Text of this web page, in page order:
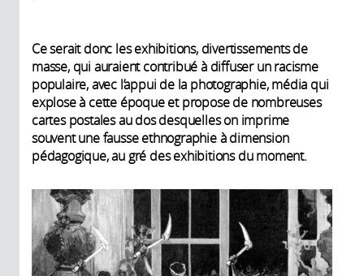
Ce serait donc les exhibitions, divertissements de
masse, qui auraient contribué à diffuser un racisme
populaire, avec l’appui de la photographie, média qui
explose à cette époque et propose de nombreuses
cartes postales au dos desquelles on imprime
souvent une fausse ethnographie à dimension
pédagogique, au gré des exhibitions du moment.